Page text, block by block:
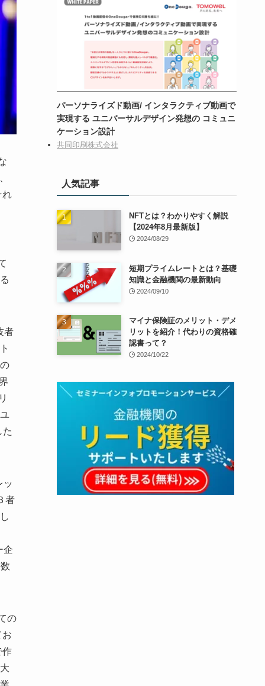
れ
者
た
ッ
者
企
の
お
作
パーソナライズド動画/ インタラクティブ動画で
実現する ユニバーサルデザイン発想の コミュニ
ケーション設計
共同印刷株式会社
人気記事
NFTとは？わかりやすく解説
【2024年8月最新版】
2024/08/29
短期プライムレートとは？基礎
知識と金融機関の最新動向
2024/09/10
マイナ保険証のメリット・デメ
リットを紹介！代わりの資格確
認書って？
2024/10/22